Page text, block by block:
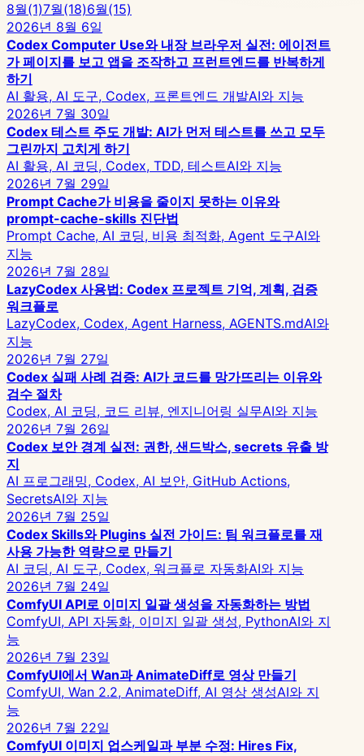
8월(1)7월(18)6월(15)
2026년 8월 6일
Codex Computer Use와 내장 브라우저 실전: 에이전트
가 페이지를 보고 앱을 조작하고 프런트엔드를 반복하게
하기
AI 활용, AI 도구, Codex, 프론트엔드 개발AI와 지능
2026년 7월 30일
Codex 테스트 주도 개발: AI가 먼저 테스트를 쓰고 모두
그린까지 고치게 하기
AI 활용, AI 코딩, Codex, TDD, 테스트AI와 지능
2026년 7월 29일
Prompt Cache가 비용을 줄이지 못하는 이유와
prompt-cache-skills 진단법
Prompt Cache, AI 코딩, 비용 최적화, Agent 도구AI와
지능
2026년 7월 28일
LazyCodex 사용법: Codex 프로젝트 기억, 계획, 검증
워크플로
LazyCodex, Codex, Agent Harness, AGENTS.mdAI와
지능
2026년 7월 27일
Codex 실패 사례 검증: AI가 코드를 망가뜨리는 이유와
검수 절차
Codex, AI 코딩, 코드 리뷰, 엔지니어링 실무AI와 지능
2026년 7월 26일
Codex 보안 경계 실전: 권한, 샌드박스, secrets 유출 방
지
AI 프로그래밍, Codex, AI 보안, GitHub Actions,
SecretsAI와 지능
2026년 7월 25일
Codex Skills와 Plugins 실전 가이드: 팀 워크플로를 재
사용 가능한 역량으로 만들기
AI 코딩, AI 도구, Codex, 워크플로 자동화AI와 지능
2026년 7월 24일
ComfyUI API로 이미지 일괄 생성을 자동화하는 방법
ComfyUI, API 자동화, 이미지 일괄 생성, PythonAI와 지
능
2026년 7월 23일
ComfyUI에서 Wan과 AnimateDiff로 영상 만들기
ComfyUI, Wan 2.2, AnimateDiff, AI 영상 생성AI와 지
능
2026년 7월 22일
ComfyUI 이미지 업스케일과 부분 수정: Hires Fix,